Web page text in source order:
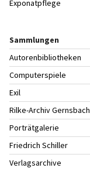
Exponatpflege
Sammlungen
Autorenbibliotheken
Computerspiele
Exil
Rilke-Archiv Gernsbach
Porträtgalerie
Friedrich Schiller
Verlagsarchive